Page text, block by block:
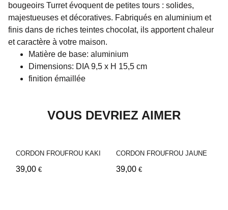
bougeoirs Turret évoquent de petites tours : solides,
majestueuses et décoratives. Fabriqués en aluminium et
finis dans de riches teintes chocolat, ils apportent chaleur
et caractère à votre maison.
Matière de base: aluminium
Dimensions: DIA 9,5 x H 15,5 cm
finition émaillée
VOUS DEVRIEZ AIMER
CORDON FROUFROU KAKI
39,00 €
CORDON FROUFROU JAUNE
39,00 €